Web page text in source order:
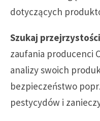
dotyczących
Szukaj
zaufania producenci
analizy swoich
bezpieczeństwo
pestycydów i